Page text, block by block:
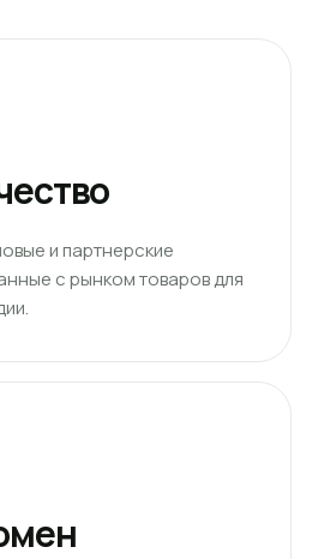
и партнерские
с рынком товаров для